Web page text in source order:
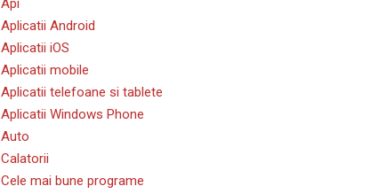
Api
Aplicatii Android
Aplicatii iOS
Aplicatii mobile
Aplicatii telefoane si tablete
Aplicatii Windows Phone
Auto
Calatorii
Cele mai bune programe